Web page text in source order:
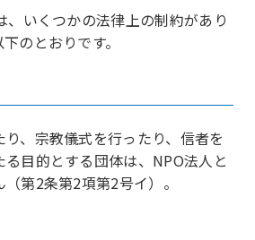
、いくつかの法律上の制約があり
のとおりです。
、宗教儀式を行ったり、信者を
目的とする団体は、NPO法人と
第2条第2項第2号イ）。